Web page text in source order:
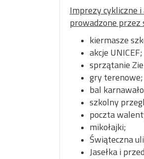
Imprezy cykliczne i
prowadzone przez
kiermasze
akcje UNICEF;
sprzątanie
gry terenowe;
bal
szkolny
poczta
mikołajki;
Świąteczna
Jasełka i